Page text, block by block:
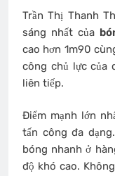
Trần Thị Thanh
sáng nhất của
cao hơn 1m90
công chủ lực của
liên tiếp.
Điểm mạnh lớn
tấn công đa
bóng nhanh ở
độ khó cao.